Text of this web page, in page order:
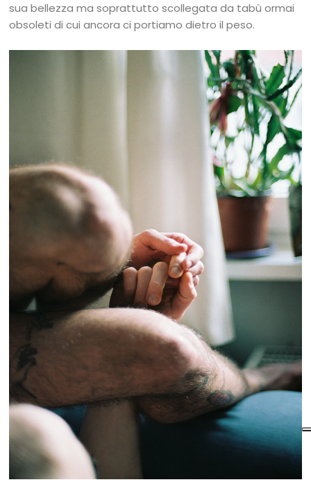
sua bellezza ma soprattutto scollegata da tabù ormai
obsoleti di cui ancora ci portiamo dietro il peso.